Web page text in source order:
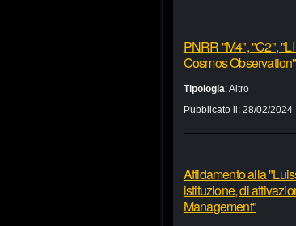
PNRR "M4", "C2",
Cosmos Observation"
Tipologia:Altro
Pubblicato il: 28/02/2024
Affidamento alla
istituzione, di
Management"